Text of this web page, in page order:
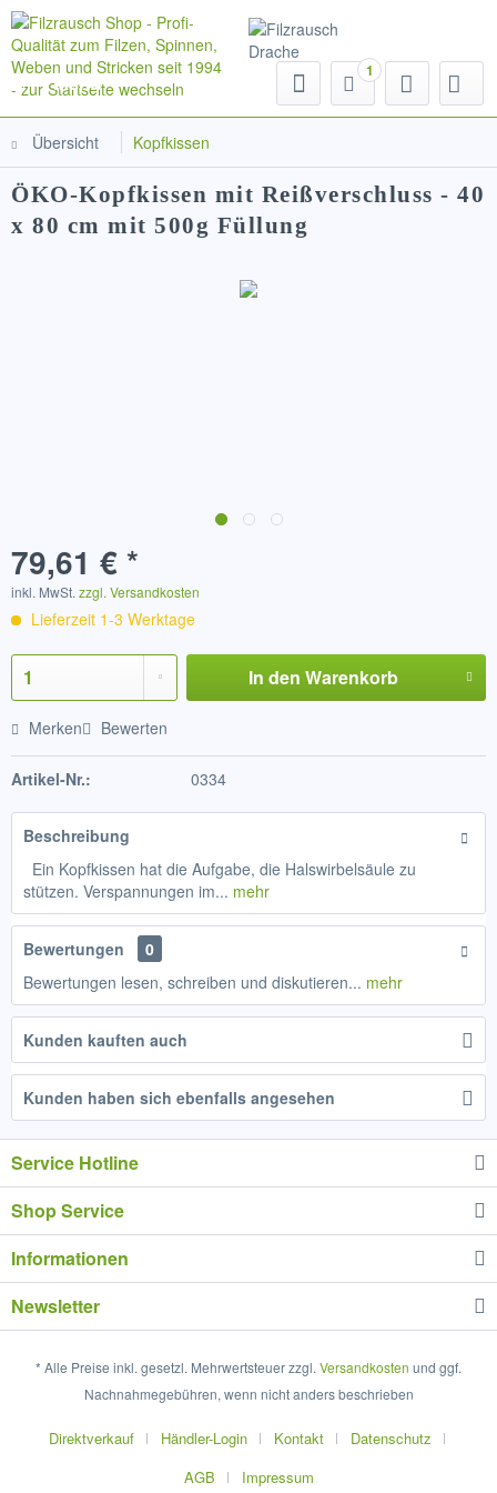
Menü 1
Übersicht Kopfkissen
ÖKO-Kopfkissen mit Reißverschluss - 40
x 80 cm mit 500g Füllung
79,61 € *
inkl. MwSt. zzgl. Versandkosten
Lieferzeit 1-3 Werktage
In den Warenkorb
Merken Bewerten
Artikel-Nr.: 0334
Beschreibung
Ein Kopfkissen hat die Aufgabe, die Halswirbelsäule zu
stützen. Verspannungen im... mehr
Bewertungen
0
Bewertungen lesen, schreiben und diskutieren... mehr
Kunden kauften auch
Kunden haben sich ebenfalls angesehen
Service Hotline
Shop Service
Informationen
Newsletter
* Alle Preise inkl. gesetzl. Mehrwertsteuer zzgl. Versandkosten und ggf.
Nachnahmegebühren, wenn nicht anders beschrieben
Direktverkauf Händler-Login Kontakt
Datenschutz
AGB
Impressum